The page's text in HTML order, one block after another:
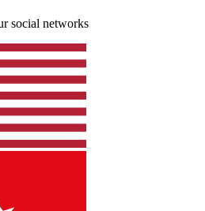
social networks